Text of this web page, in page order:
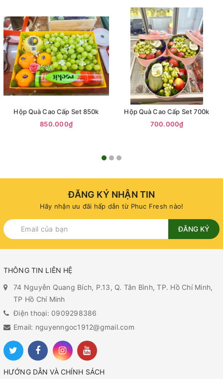
Hộp Quà Cao Cấp Set 850k
850.000₫
Hộp Quà Cao Cấp Set 700k
700.000₫
ĐĂNG KÝ NHẬN TIN
Hãy nhận ưu đãi hấp dẫn từ Phuc Fresh nào!
ĐĂNG KÝ
THÔNG TIN LIÊN HỆ
74 Nguyễn Quang Bích, P.13, Q. Tân Bình, TP. Hồ Chí Minh,
TP Hồ Chí Minh
Điện thoại: 0909298386
Email: nguyenngoc1912@gmail.com
HƯỚNG DẪN VÀ CHÍNH SÁCH